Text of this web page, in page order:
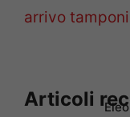
arrivo
Articoli